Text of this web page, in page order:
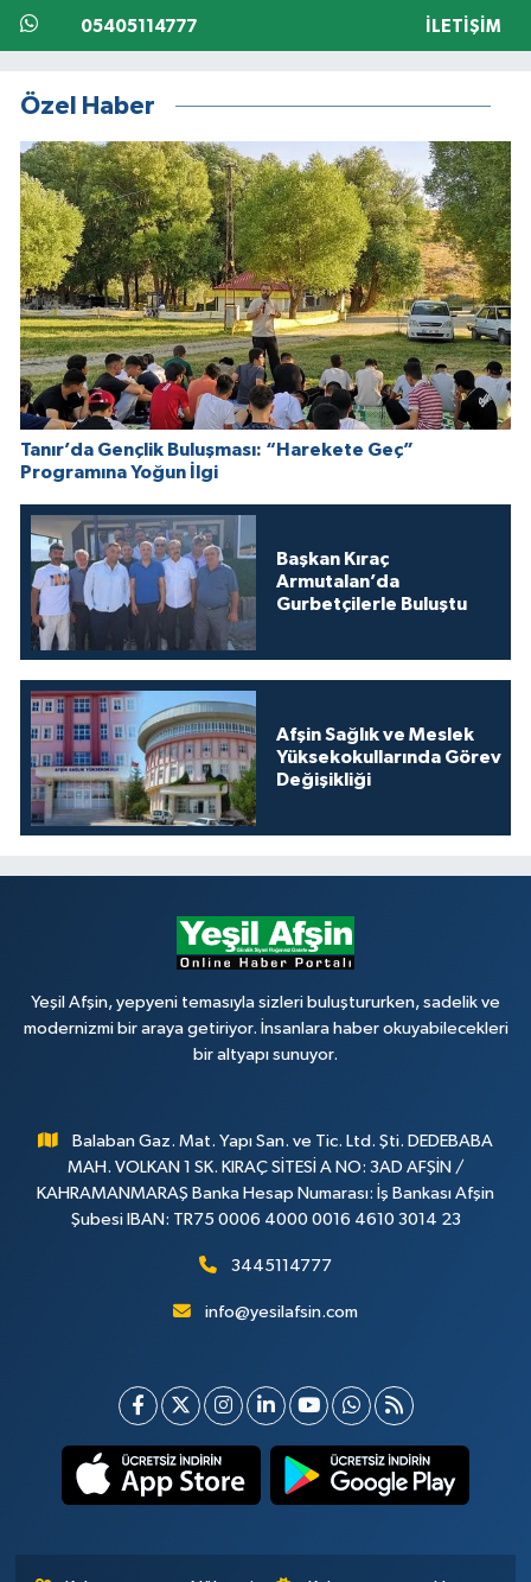
05405114777 İLETIŞIM
Özel Haber
Tanır’da Gençlik Buluşması: “Harekete Geç”
Programına Yoğun İlgi
Başkan Kıraç
Armutalan’da
Gurbetçilerle Buluştu
Afşin Sağlık ve Meslek
Yüksekokullarında Görev
Değişikliği
Yeşil Afşin, yepyeni temasıyla sizleri buluştururken, sadelik ve
modernizmi bir araya getiriyor. İnsanlara haber okuyabilecekleri
bir altyapı sunuyor.
Balaban Gaz. Mat. Yapı San. ve Tic. Ltd. Şti. DEDEBABA
MAH. VOLKAN 1 SK. KIRAÇ SİTESİ A NO: 3AD AFŞİN /
KAHRAMANMARAŞ Banka Hesap Numarası: İş Bankası Afşin
Şubesi IBAN: TR75 0006 4000 0016 4610 3014 23
3445114777
info@yesilafsin.com